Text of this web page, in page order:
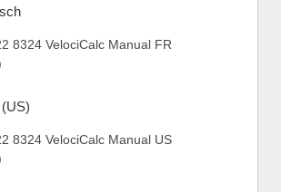
8324 VelociCalc Manual FR
8324 VelociCalc Manual US